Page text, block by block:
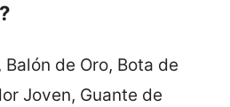
de Oro, Bota de
Joven, Guante de